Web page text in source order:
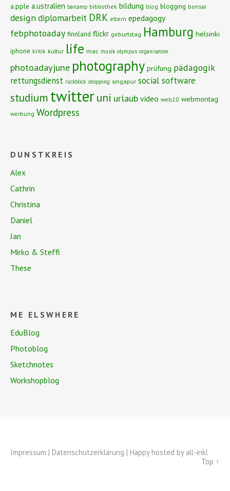
a.pple a.ustralien barcamp bibliothek bildung blog blogging bonsai
designdiplomarbeit DRK eltern epedagogy
febphotoaday finnland flickr geburtstag Hamburg helsinki
iphone kritik kultur life mac musik olympus organisation
photoadayjune photography prüfung pädagogik
rettungsdienst rückblick shopping singapur social software
studium twitteruni urlaub video web2.0 webmontag
werbung Wordpress
DUNSTKREIS
Alex
Cathrin
Christina
Daniel
Jan
Mirko & Steffi
These
ME ELSWHERE
EduBlog
Photoblog
Sketchnotes
Workshopblog
Impressum | Datenschutzerklärung | Happy hosted by all-inkl
Top ↑